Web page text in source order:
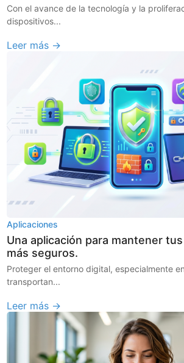
Con el avance de la tecnología y la
dispositivos...
Leer más →
Aplicaciones
Una aplicación para mantener
más seguros.
Proteger el entorno digital, especialmente
transportan...
Leer más →